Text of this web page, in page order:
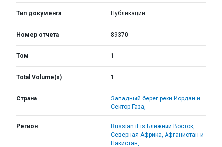
Тип документа Публикации
Номер отчета 89370
Том 1
Total Volume(s) 1
Страна
Западный берег реки Иордан и
Сектор Газа,
Регион
Russian it is Ближний Восток,
Северная Африка, Афганистан и
Пакистан,